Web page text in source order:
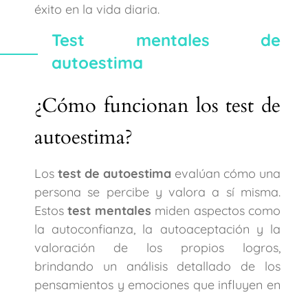
éxito en la vida diaria.
Test mentales de
autoestima
¿Cómo funcionan los test de
autoestima?
Los test de autoestima evalúan cómo una
persona se percibe y valora a sí misma.
Estostest mentales miden aspectos como
la autoconfianza, la autoaceptación y la
valoración de los propios logros,
brindando un análisis detallado de los
pensamientos y emociones que influyen en